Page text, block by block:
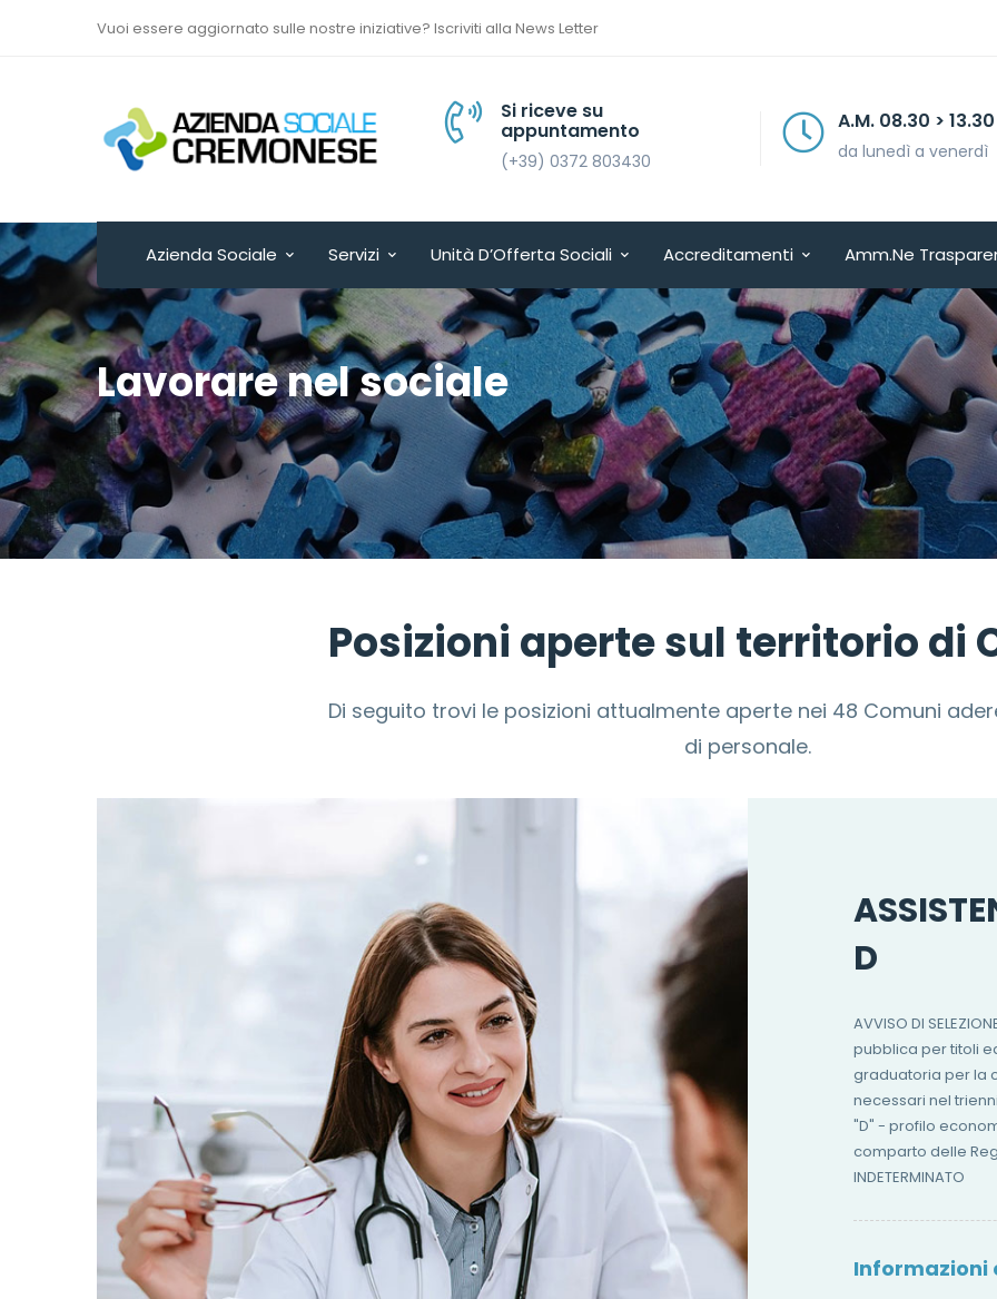
Vuoi essere aggiornato sulle nostre iniziative? Iscriviti alla News Letter
Via Sant’Antonio del
Fuoco n. 9/A
Cremona - ITALY
Si riceve su
appuntamento
(+39) 0372 803430
A.M. 08.30 > 13.30
da lunedì a venerdì
Azienda Sociale Servizi Unità D’Offerta Sociali Accreditamenti Amm.ne
Lavorare nel sociale
Posizioni aperte sul territorio di
Di seguito trovi le posizioni attualmente aperte nei 48 Comuni
di personale.
D
AVVISO DI
pubblica per titoli
graduatoria per la
necessari nel
"D" - profilo
comparto delle
INDETERMINATO
Informazioni